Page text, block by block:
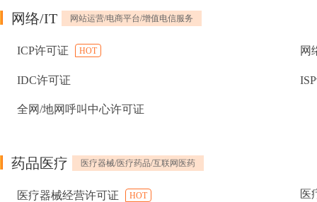
网络/IT 网站运营/电商平台/增值电信服务
ICP许可证 HOT 网
IDC许可证
全网/地网呼叫中心许可证
药品医疗 医疗器械/医疗药品/互联网医药
医疗器械经营许可证 HOT 医